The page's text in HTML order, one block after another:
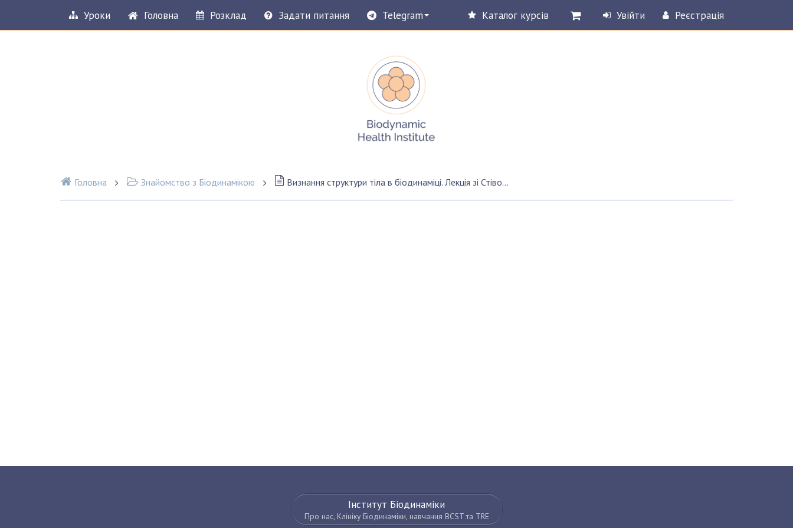
Уроки Головна Розклад Задати питання Telegram Каталог курсів Увійти Реєстрація
Головна Знайомство з Біодинамікою Визнання структури тіла в біодинаміці. Лекція зі Стівом Хейнсом
Інститут Біодинаміки
Про нас, Клініку Біодинаміки, навчання BCST та TRE